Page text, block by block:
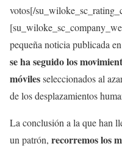
votos[/
pequeña noticia publicada en
se ha seguido los
móvilesseleccionados al
de los desplazamientos
La conclusión a la que han
un patrón, recorremos los